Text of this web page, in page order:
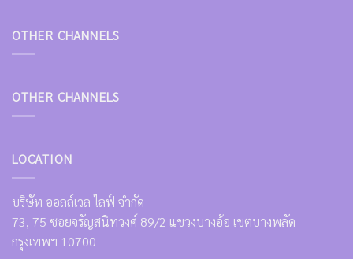
OTHER CHANNELS
OTHER CHANNELS
LOCATION
บริษัท ออลล์เวล ไลฟ์ จำกัด
73, 75 ซอยจรัญสนิทวงศ์ 89/2 แขวงบางอ้อ เขตบางพลัด
กรุงเทพฯ 10700